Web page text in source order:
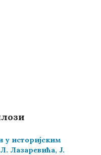
историјским
Лазаревића, Ј.